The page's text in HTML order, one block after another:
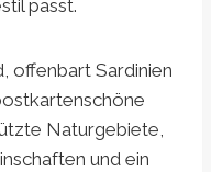
passt.
offenbart Sardinien
Naturgebiete,
und ein